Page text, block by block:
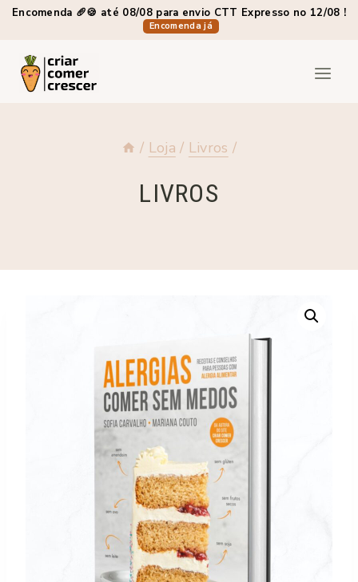
Skip
content
Encomenda 🥖🍪 até 08/08 para envio CTT Expresso no 12/08 !
Encomenda já
/ Loja / Livros /
LIVROS